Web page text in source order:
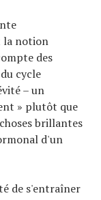
la notion
des
cycle
– un
» plutôt que
brillantes
d'un
de s'entraîner